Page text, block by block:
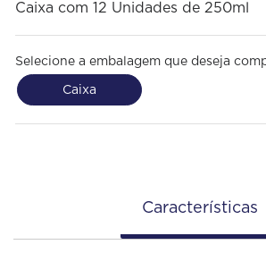
Caixa com 12 Unidades de 250ml
Selecione a embalagem que deseja
Caixa
Características